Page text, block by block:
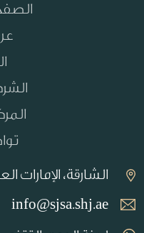
الشارقة، الإمارات
info@sjsa.shj.ae